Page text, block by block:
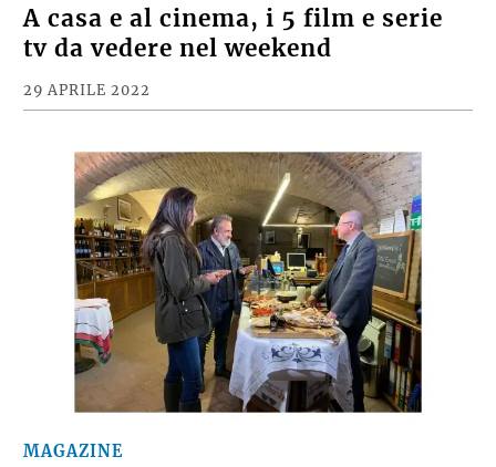
A casa e al cinema, i 5 film e serie
tv da vedere nel weekend
29 APRILE 2022
MAGAZINE